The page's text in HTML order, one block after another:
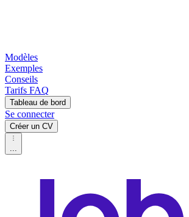
Modèles
Exemples
Conseils
Tarifs FAQ
Tableau de bord
Se connecter
Créer un CV
...